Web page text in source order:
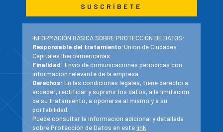
INFORMACIÓN BÁSICA SOBRE PROTECCIÓN DE DATOS:
Responsable del tratamiento:Unión de Ciudades
Capitales Iberoamericanas.
Finalidad: Envío de comunicaciones periodicas con
información relevante de la empresa.
Derechos: En las condiciones legales, tiene derecho a
acceder, rectificar y suprimir los datos, a la limitación
de su tratamiento, a oponerse al mismo y a su
portabilidad.
Puede consultar la información adicional y detallada
sobre Protección de Datos en estelink